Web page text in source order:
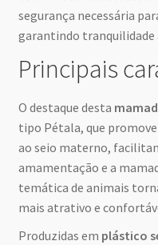
segurança necessária
garantindo tranquilidade
Principais
O destaque desta
tipo Pétala, que
ao seio materno,
amamentação e a
temática de animais
mais atrativo e
Produzidas em plástico